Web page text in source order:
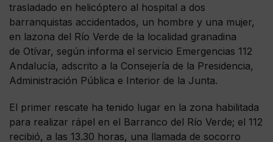
trasladado en helicóptero al hospital a dos
barranquistas accidentados, un hombre y una mujer,
en lazona del Río Verde de la localidad granadina
de Otívar, según informa el servicio Emergencias 112
Andalucía, adscrito a la Consejería de la Presidencia,
Administración Pública e Interior de la Junta.
El primer rescate ha tenido lugar en la zona habilitada
para realizar rápel en el Barranco del Río Verde; el 112
recibió, a las 13.30 horas, una llamada de socorro